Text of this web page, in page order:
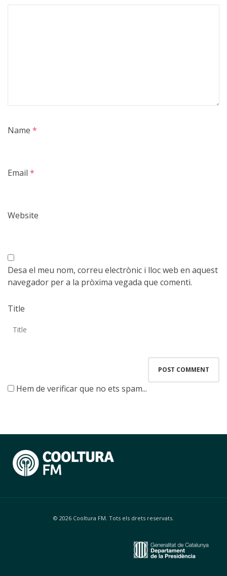
Name *
Email *
Website
Desa el meu nom, correu electrònic i lloc web en aquest
navegador per a la pròxima vegada que comenti.
Title
Hem de verificar que no ets spam...
© 2026 Cooltura FM. Tots els drets reservats.